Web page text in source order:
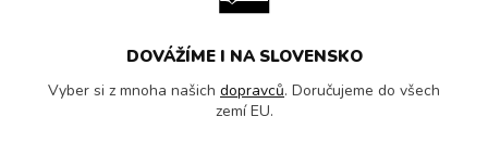
DOVÁŽÍME I NA SLOVENSKO
Vyber si z mnoha našich dopravců. Doručujeme do všech
zemí EU.